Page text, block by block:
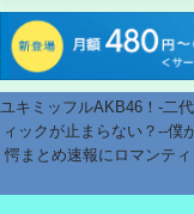
ユキミッフルAKB46！-二
ィックが止まらない？--僕
愕まとめ速報にロマンテ